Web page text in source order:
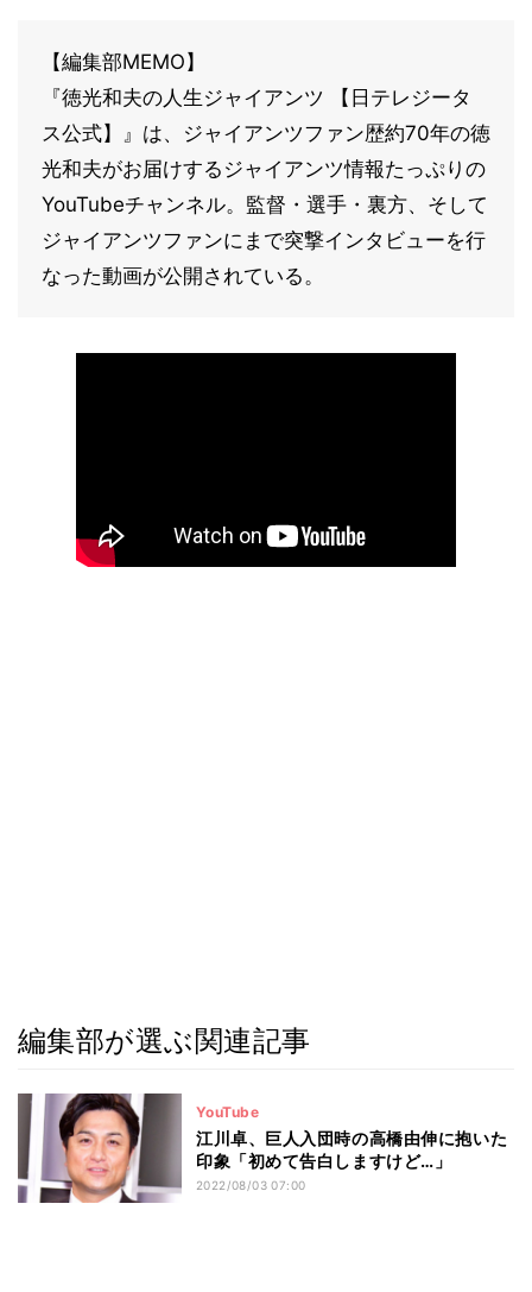
【編集部MEMO】
『徳光和夫の人生ジャイアンツ 【日テレジータ
ス公式】』は、ジャイアンツファン歴約70年の徳
光和夫がお届けするジャイアンツ情報たっぷりの
YouTubeチャンネル。監督・選手・裏方、そして
ジャイアンツファンにまで突撃インタビューを行
なった動画が公開されている。
編集部が選ぶ関連記事
YouTube
江川卓、巨人入団時の高橋由伸に抱いた
印象「初めて告白しますけど…」
2022/08/03 07:00